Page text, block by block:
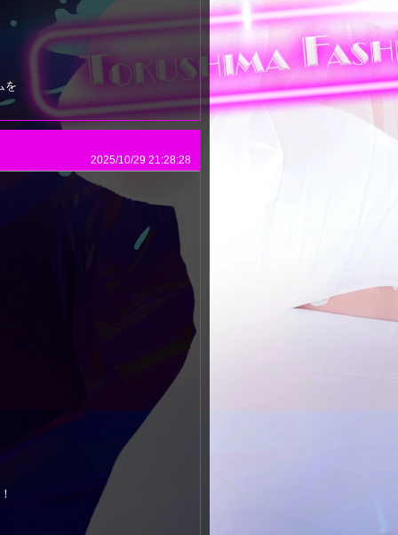
を
2025/10/29 21:28:28